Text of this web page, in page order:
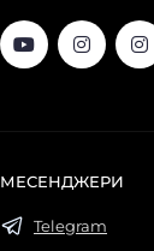
МЕСЕНДЖЕРИ
Telegram